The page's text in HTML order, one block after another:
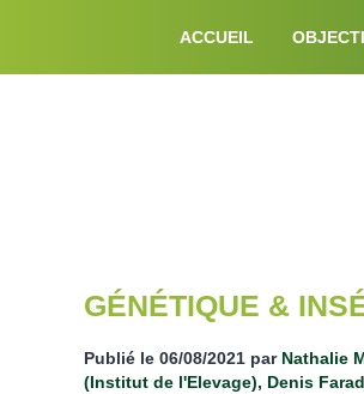
ACCUEIL
GÉNÉTIQUE &
Publié le06/08/2021par
Moureaux (Institut de